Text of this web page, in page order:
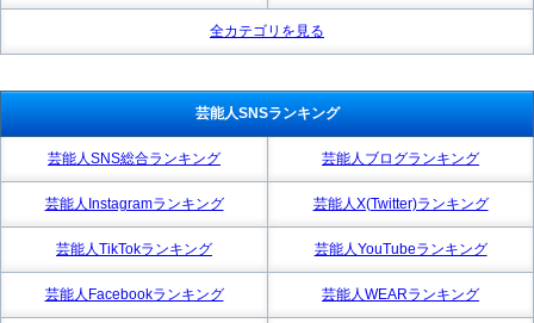
全カテゴリを見る
芸能人SNSランキング
芸能人SNS総合ランキング 芸能人ブログランキング
芸能人Instagramランキング 芸能人X(Twitter)ランキング
芸能人TikTokランキング 芸能人YouTubeランキング
芸能人Facebookランキング 芸能人WEARランキング